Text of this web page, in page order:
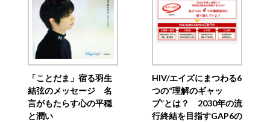
「ことだま」宿る羽生
結弦のメッセージ 名
言がもたらす心の平穏
と潤い
HIV/エイズにまつわる6
つの“理解のギャッ
プ”とは？ 2030年の流
行終結を目指すGAP6の